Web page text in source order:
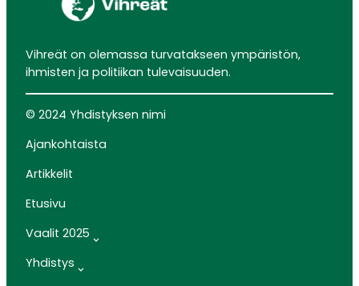
Vihreät on olemassa turvatakseen ympäristön,
ihmisten ja politiikan tulevaisuuden.
© 2024 Yhdistyksen nimi
Ajankohtaista
Artikkelit
Etusivu
Vaalit 2025
Yhdistys